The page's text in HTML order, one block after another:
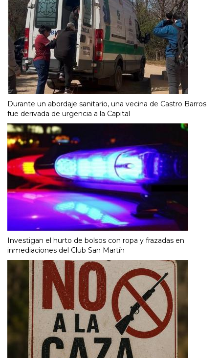
Durante un abordaje sanitario, una vecina de Castro Barros
fue derivada de urgencia a la Capital
Investigan el hurto de bolsos con ropa y frazadas en
inmediaciones del Club San Martín